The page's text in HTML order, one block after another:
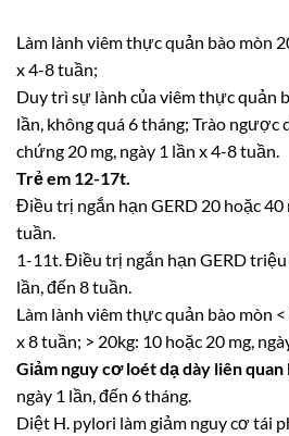
Làm lành viêm thực quản bào mòn
x 4-8 tuần;
Duy trì sự lành của viêm thực quản
lần, không quá 6 tháng; Trào
chứng 20 mg, ngày 1 lần x 4-8 tuần.
Trẻ em 12-17t.
Điều trị ngắn hạn GERD 20 hoặc 40
tuần.
1-11t. Điều trị ngắn hạn GERD triệu
lần, đến 8 tuần.
Làm lành viêm thực quản bào mòn
x 8 tuần; > 20kg: 10 hoặc 20 mg,
Giảm nguy cơ loét dạ dày liên quan
ngày 1 lần, đến 6 tháng.
Diệt H. pylori làm giảm nguy cơ tái